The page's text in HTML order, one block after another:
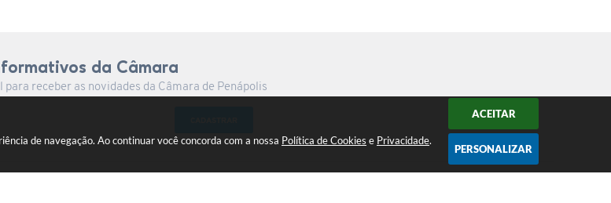
de navegação. Ao continuar você concorda com a nossa Política de Cookies e Privacidade.
ACEITAR
PERSONALIZAR
da Câmara
receber as novidades da Câmara de Penápolis